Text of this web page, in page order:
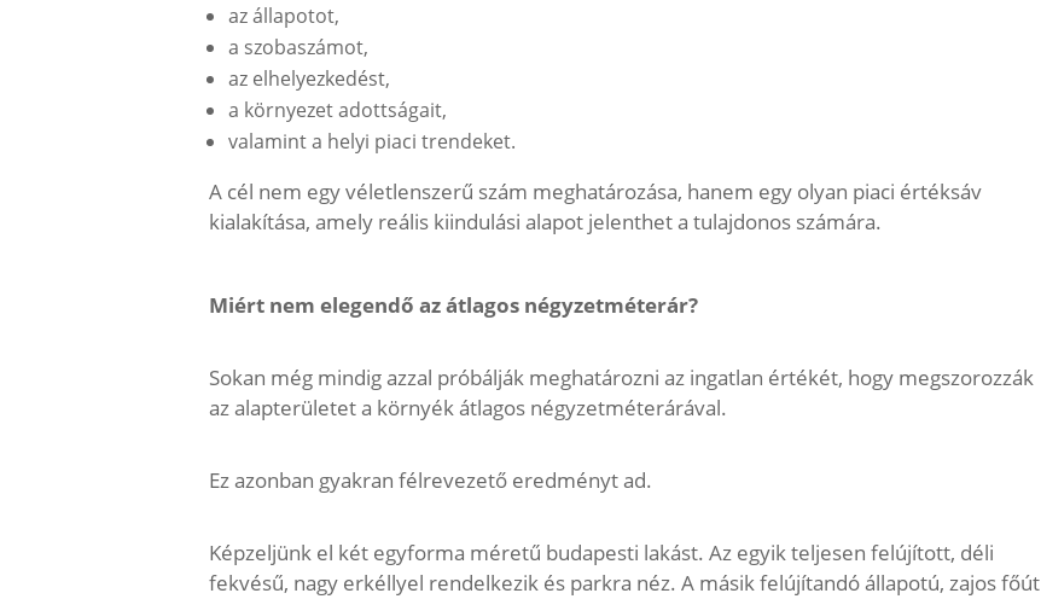
az állapotot,
a szobaszámot,
az elhelyezkedést,
a környezet adottságait,
valamint a helyi piaci trendeket.
A cél nem egy véletlenszerű szám meghatározása, hanem egy olyan piaci értéksáv
kialakítása, amely reális kiindulási alapot jelenthet a tulajdonos számára.
Miért nem elegendő az átlagos négyzetméterár?
Sokan még mindig azzal próbálják meghatározni az ingatlan értékét, hogy megszorozzák
az alapterületet a környék átlagos négyzetméterárával.
Ez azonban gyakran félrevezető eredményt ad.
Képzeljünk el két egyforma méretű budapesti lakást. Az egyik teljesen felújított, déli
fekvésű, nagy erkéllyel rendelkezik és parkra néz. A másik felújítandó állapotú, zajos főút